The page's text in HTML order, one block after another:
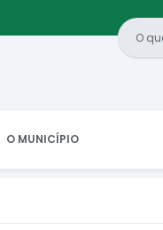
O MUNICÍPIO